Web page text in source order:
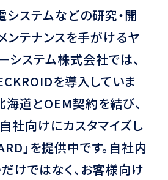
システムなどの研究・開
ンテナンスを手がけるヤ
システム株式会社では、
を導入していま
海道とOEM契約を結び、
社向けにカスタマイズし
」を提供中です。自社内
けではなく、お客様向け